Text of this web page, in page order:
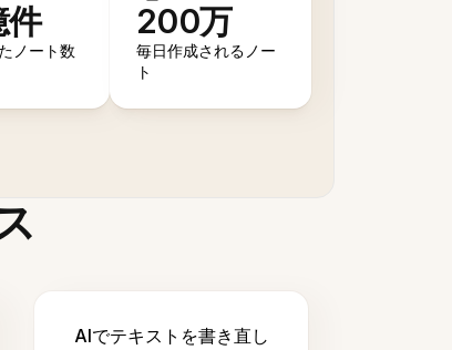
件
ノート数
200万
毎日作成されるノー
ト
AIでテキストを書き直し